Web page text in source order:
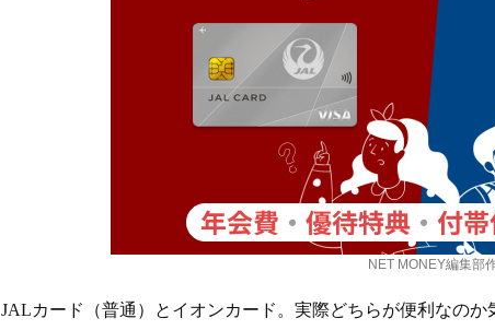
NET MONEY編集部
JALカード（普通）とイオンカード。実際どちらが便利なのか